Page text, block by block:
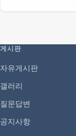
게시판
자유게시판
갤러리
질문답변
공지사항